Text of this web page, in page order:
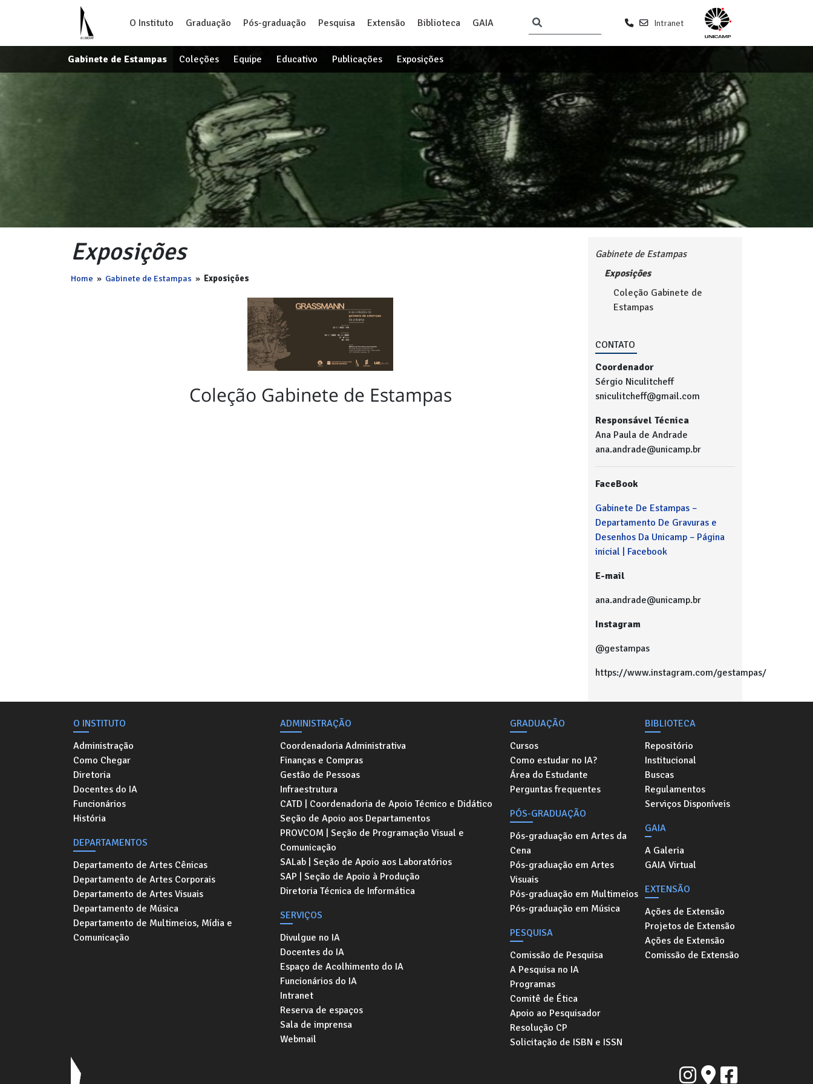
O Instituto Graduação Pós-graduação Pesquisa Extensão Biblioteca GAIA Intranet
Gabinete de Estampas Coleções Equipe Educativo Publicações Exposições
Exposições
Home » Gabinete de Estampas » Exposições
Coleção Gabinete de Estampas
Gabinete de Estampas
Exposições
Coleção Gabinete de
Estampas
CONTATO
Coordenador
Sérgio Niculitcheff
sniculitcheff@gmail.com
Responsável Técnica
Ana Paula de Andrade
ana.andrade@unicamp.br
FaceBook
Gabinete De Estampas –
Departamento De Gravuras e
Desenhos Da Unicamp – Página
inicial | Facebook
E-mail
ana.andrade@unicamp.br
Instagram
@gestampas
https://www.instagram.com/gestampas/
O INSTITUTO
Administração
Como Chegar
Diretoria
Docentes do IA
Funcionários
História
DEPARTAMENTOS
Departamento de Artes Cênicas
Departamento de Artes Corporais
Departamento de Artes Visuais
Departamento de Música
Departamento de Multimeios, Mídia e
Comunicação
ADMINISTRAÇÃO
Coordenadoria Administrativa
Finanças e Compras
Gestão de Pessoas
Infraestrutura
CATD | Coordenadoria de Apoio Técnico e Didático
Seção de Apoio aos Departamentos
PROVCOM | Seção de Programação Visual e
Comunicação
SALab | Seção de Apoio aos Laboratórios
SAP | Seção de Apoio à Produção
Diretoria Técnica de Informática
SERVIÇOS
Divulgue no IA
Docentes do IA
Espaço de Acolhimento do IA
Funcionários do IA
Intranet
Reserva de espaços
Sala de imprensa
Webmail
GRADUAÇÃO
Cursos
Como estudar no IA?
Área do Estudante
Perguntas frequentes
PÓS-GRADUAÇÃO
Pós-graduação em Artes da
Cena
Pós-graduação em Artes
Visuais
Pós-graduação em Multimeios
Pós-graduação em Música
PESQUISA
Comissão de Pesquisa
A Pesquisa no IA
Programas
Comitê de Ética
Apoio ao Pesquisador
Resolução CP
Solicitação de ISBN e ISSN
BIBLIOTECA
Repositório
Institucional
Buscas
Regulamentos
Serviços Disponíveis
GAIA
A Galeria
GAIA Virtual
EXTENSÃO
Ações de Extensão
Projetos de Extensão
Ações de Extensão
Comissão de Extensão